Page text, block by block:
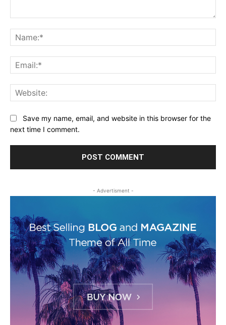
Save my name, email, and website in this browser for the
next time I comment.
- Advertisment -